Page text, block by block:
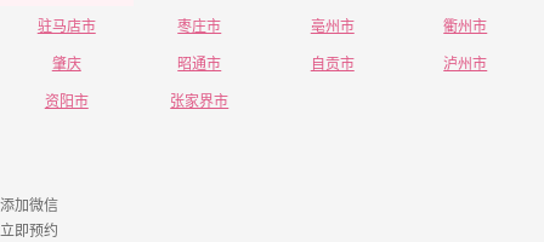
驻马店市
枣庄市 亳州市
衢州市
肇庆
昭通市 自贡市
泸州市
资阳市
张家界市
添加微信
立即预约